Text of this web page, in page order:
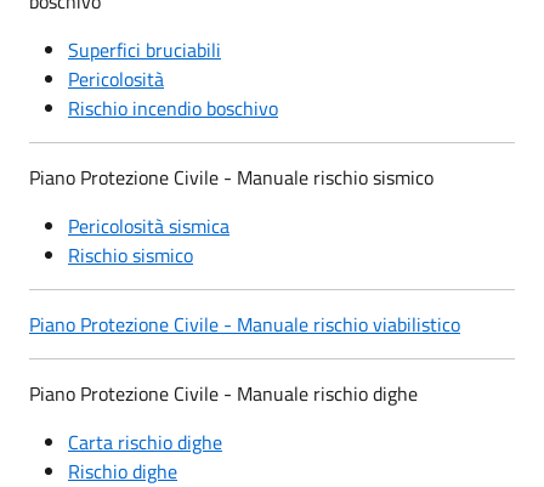
Superfici bruciabili
Pericolosità
Rischio incendio boschivo
Piano Protezione Civile - Manuale rischio sismico
Pericolosità sismica
Rischio sismico
Piano Protezione Civile - Manuale rischio viabilistico
Piano Protezione Civile - Manuale rischio dighe
Carta rischio dighe
Rischio dighe